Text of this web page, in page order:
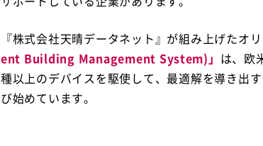
『株式会社天晴データネット』が組み上げたオ
ent Building Management System)」 は、欧
種以上のデバイスを駆使して、最適解を導き出
び始めています。